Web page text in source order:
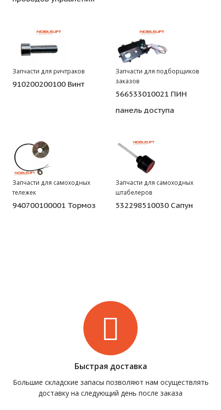
Запчасти для ричтраков
910200200100 Винт
Запчасти для подборщиков
заказов
566533010021 ПИН
панель доступа
Запчасти для самоходных
тележек
940700100001 Тормоз
Запчасти для самоходных
штабелеров
532298510030 Сапун
Быстрая доставка
Большие складские запасы позволяют нам осуществлять
доставку на следующий день после заказа